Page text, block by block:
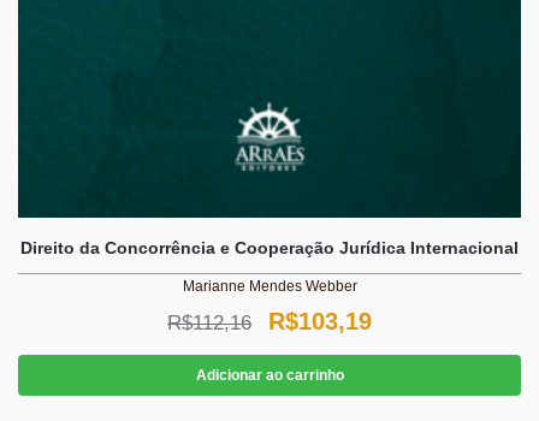
Direito da Concorrência e Cooperação Jurídica Internacional
Marianne Mendes Webber
R$112,16
O
preço
original
R$103,19O
preço
atual
Adicionar ao carrinho